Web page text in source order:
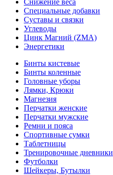
Снижение веса
Специальные добавки
Суставы и связки
Углеводы
Цинк Магний (ZMA)
Энергетики
Бинты кистевые
Бинты коленные
Головные уборы
Лямки, Крюки
Магнезия
Перчатки женские
Перчатки мужские
Ремни и пояса
Спортивные сумки
Таблетницы
Тренировочные дневники
Футболки
Шейкеры, Бутылки